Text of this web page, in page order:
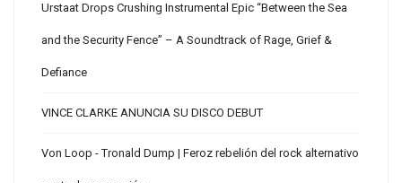
Urstaat Drops Crushing Instrumental Epic “Between the Sea
and the Security Fence” – A Soundtrack of Rage, Grief &
Defiance
VINCE CLARKE ANUNCIA SU DISCO DEBUT
Von Loop - Tronald Dump | Feroz rebelión del rock alternativo